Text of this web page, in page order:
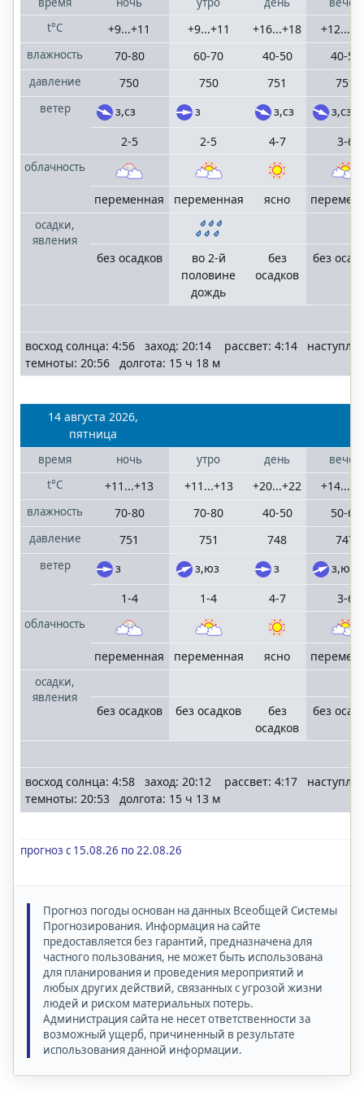
t°C
влажность
давление
ветер
облачность
осадки,
явления
+9...+11
70-80
750
з,сз
2-5
переменная
без осадков
+9...+11
60-70
750
з
2-5
переменная
во 2-й
половине
дождь
+16...+18
40-50
751
з,сз
4-7
ясно
без
осадков
40-50
751
з,сз
3-6
без
восход солнца: 4:56 заход: 20:14 рассвет: 4:14
темноты: 20:56 долгота: 15 ч 18 м
14 августа 2026,
пятница
время
t°C
влажность
давление
ветер
облачность
осадки,
явления
ночь
+11...+13
70-80
751
з
1-4
переменная
без осадков
утро
+11...+13
70-80
751
з,юз
1-4
переменная
без осадков
день
+20...+22
40-50
748
з
4-7
ясно
без
осадков
вечер
50-60
747
з,юз
3-6
без
восход солнца: 4:58 заход: 20:12 рассвет: 4:17
темноты: 20:53 долгота: 15 ч 13 м
прогноз с 15.08.26 по 22.08.26
Прогноз погоды основан на данных Всеобщей Системы
Прогнозирования. Информация на сайте
предоставляется без гарантий, предназначена для
частного пользования, не может быть использована
для планирования и проведения мероприятий и
любых других действий, связанных с угрозой жизни
людей и риском материальных потерь.
Администрация сайта не несет ответственности за
возможный ущерб, причиненный в результате
использования данной информации.